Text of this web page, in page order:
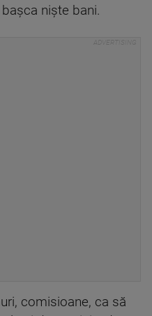
niște bani.
comisioane, ca să